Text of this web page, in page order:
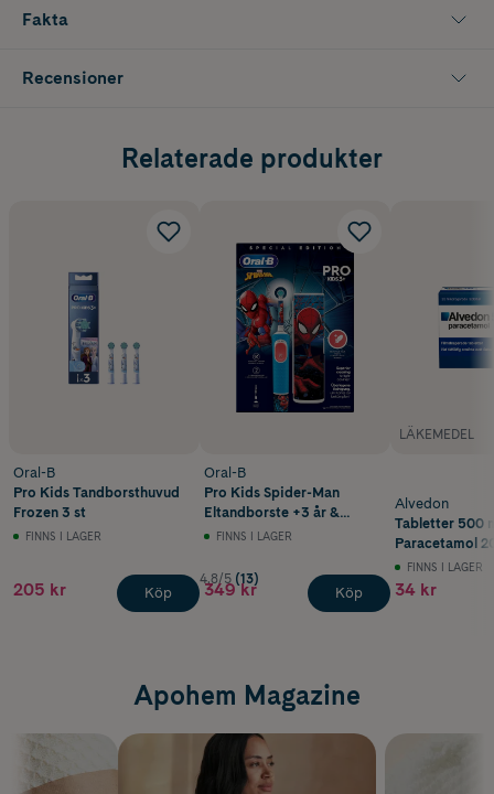
Fakta
Recensioner
Relaterade produkter
Oral-B
Pro Kids Tandborsthuvud
Frozen 3 st
FINNS I LAGER
205 kr Köp
Oral-B
Pro Kids Spider-Man
Eltandborste +3 år &
Resefodral 1 st
FINNS I LAGER
4.8/5 (13)
349 kr Köp
LÄKEMEDEL
Alvedon
Tabletter 500
Paracetamol
FINNS I LAGER
34 kr
Apohem Magazine